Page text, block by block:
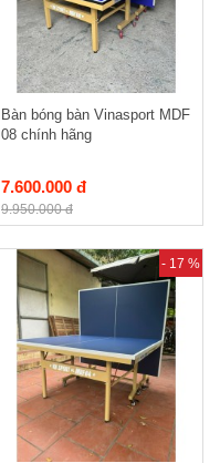
Bàn bóng bàn Vinasport MDF
08 chính hãng
7.600.000 đ
9.950.000 đ
- 17 %